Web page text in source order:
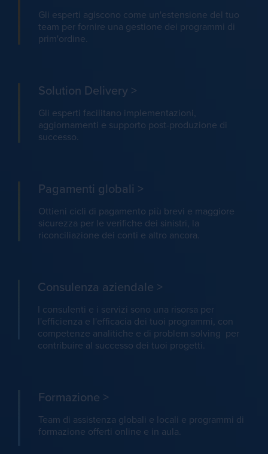
Gli esperti agiscono come un'estensione del tuo
team per fornire una gestione dei programmi di
prim'ordine.
Solution Delivery >
Gli esperti facilitano implementazioni,
aggiornamenti e supporto post-produzione di
successo.
Pagamenti globali >
Ottieni cicli di pagamento più brevi e maggiore
sicurezza per le verifiche dei sinistri, la
riconciliazione dei conti e altro ancora.
Consulenza aziendale >
I consulenti e i servizi sono una risorsa per
l'efficienza e l'efficacia dei tuoi programmi, con
competenze analitiche e di problem solving per
contribuire al successo dei tuoi progetti.
Formazione >
Team di assistenza globali e locali e programmi di
formazione offerti online e in aula.